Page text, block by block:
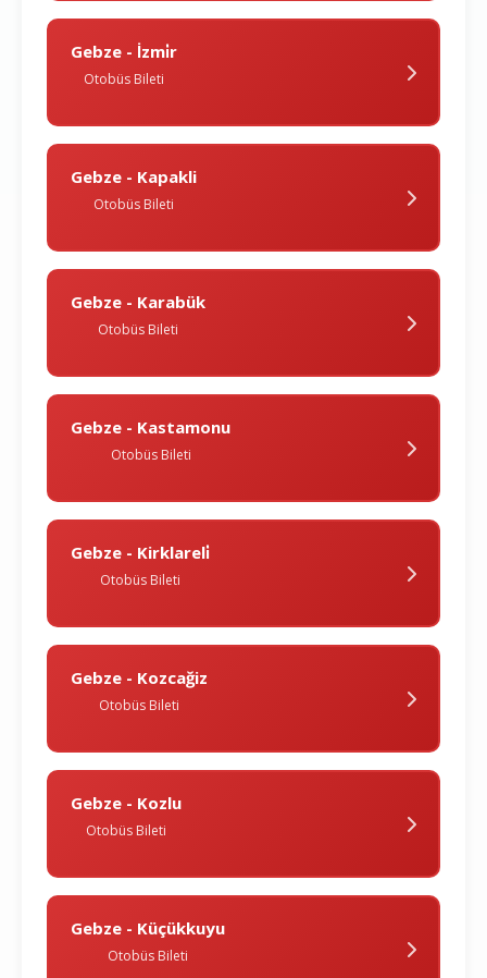
Gebze - İzmi̇r
Otobüs Bileti
Gebze - Kapakli
Otobüs Bileti
Gebze - Karabük
Otobüs Bileti
Gebze - Kastamonu
Otobüs Bileti
Gebze - Kirklareli̇
Otobüs Bileti
Gebze - Kozcağiz
Otobüs Bileti
Gebze - Kozlu
Otobüs Bileti
Gebze - Küçükkuyu
Otobüs Bileti